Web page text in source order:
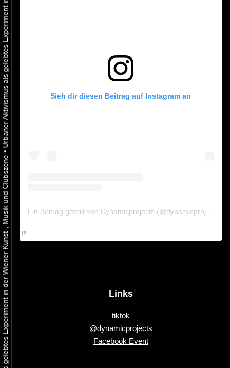
Urbaner Aktivismus als gelebtes Experiment in der Wiener Kunst-, Musik und Clubszene
•
Sieh dir diesen Beitrag auf Instagram an
Ein Beitrag geteilt von Dynamicprojects (@dynamicprojects)
Links
tiktok
@dynamicprojects
Facebook Event